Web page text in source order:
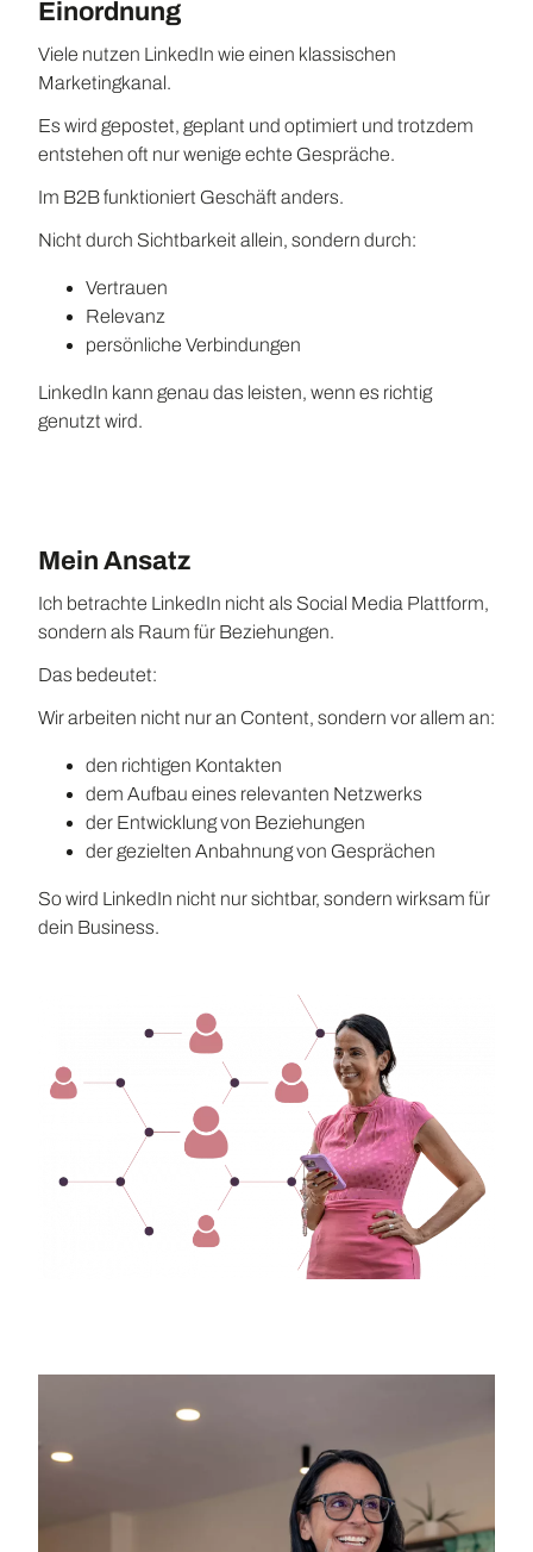
Einordnung
Viele nutzen LinkedIn wie einen klassischen
Marketingkanal.
Es wird gepostet, geplant und optimiert und trotzdem
entstehen oft nur wenige echte Gespräche.
Im B2B funktioniert Geschäft anders.
Nicht durch Sichtbarkeit allein, sondern durch:
Vertrauen
Relevanz
persönliche Verbindungen
LinkedIn kann genau das leisten, wenn es richtig
genutzt wird.
Mein Ansatz
Ich betrachte LinkedIn nicht als Social Media Plattform,
sondern als Raum für Beziehungen.
Das bedeutet:
Wir arbeiten nicht nur an Content, sondern vor allem an:
den richtigen Kontakten
dem Aufbau eines relevanten Netzwerks
der Entwicklung von Beziehungen
der gezielten Anbahnung von Gesprächen
So wird LinkedIn nicht nur sichtbar, sondern wirksam für
dein Business.